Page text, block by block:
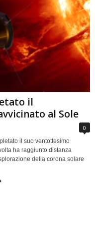
il
al Sole
0
il suo ventottesimo
ha raggiunto distanza
della corona solare